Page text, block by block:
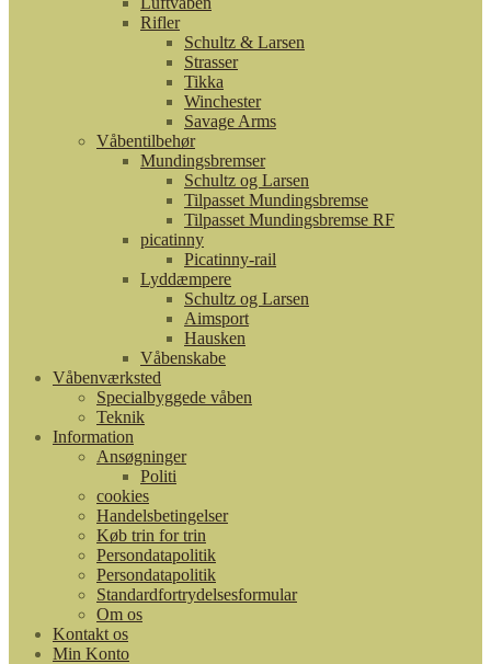
Rifler
Schultz & Larsen
Strasser
Tikka
Winchester
Savage Arms
Våbentilbehør
Mundingsbremser
Schultz og Larsen
Tilpasset Mundingsbremse
Tilpasset Mundingsbremse RF
picatinny
Picatinny-rail
Lyddæmpere
Schultz og Larsen
Aimsport
Hausken
Våbenskabe
Våbenværksted
Specialbyggede våben
Teknik
Information
Ansøgninger
Politi
cookies
Handelsbetingelser
Køb trin for trin
Persondatapolitik
Persondatapolitik
Standardfortrydelsesformular
Om os
Kontakt os
Min Konto